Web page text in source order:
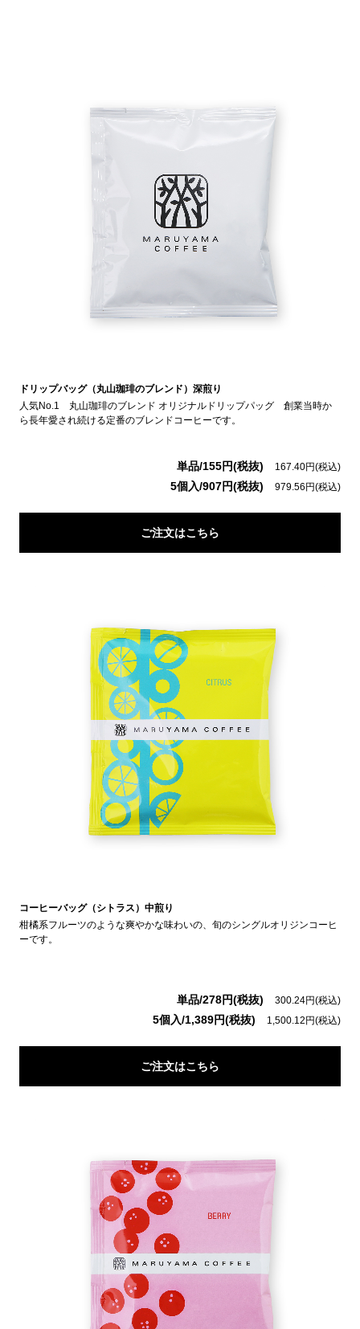
ドリップバッグ（丸山珈琲のブレンド）深煎り
人気No.1 丸山珈琲のブレンド オリジナルドリップパッグ 創業当時か
ら長年愛され続ける定番のブレンドコーヒーです。
単品/155円(税抜) 167.40円(税込)
5個入/907円(税抜) 979.56円(税込)
ご注文はこちら
コーヒーバッグ（シトラス）中煎り
柑橘系フルーツのような爽やかな味わいの、旬のシングルオリジンコーヒ
ーです。
単品/278円(税抜) 300.24円(税込)
5個入/1,389円(税抜) 1,500.12円(税込)
ご注文はこちら